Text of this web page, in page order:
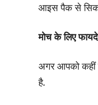
आइस पैक से
मोच के लिए
अगर आपको कहीं
है.